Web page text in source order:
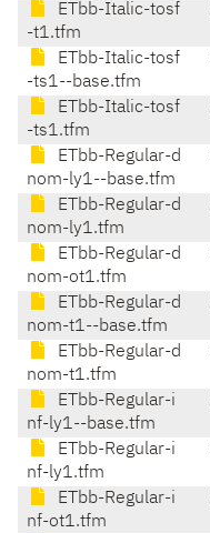
ETbb-Italic-tosf
-t1.tfm
ETbb-Italic-tosf
-ts1--base.tfm
ETbb-Italic-tosf
-ts1.tfm
ETbb-Regular-d
nom-ly1--base.tfm
ETbb-Regular-d
nom-ly1.tfm
ETbb-Regular-d
nom-ot1.tfm
ETbb-Regular-d
nom-t1--base.tfm
ETbb-Regular-d
nom-t1.tfm
ETbb-Regular-i
nf-ly1--base.tfm
ETbb-Regular-i
nf-ly1.tfm
ETbb-Regular-i
nf-ot1.tfm